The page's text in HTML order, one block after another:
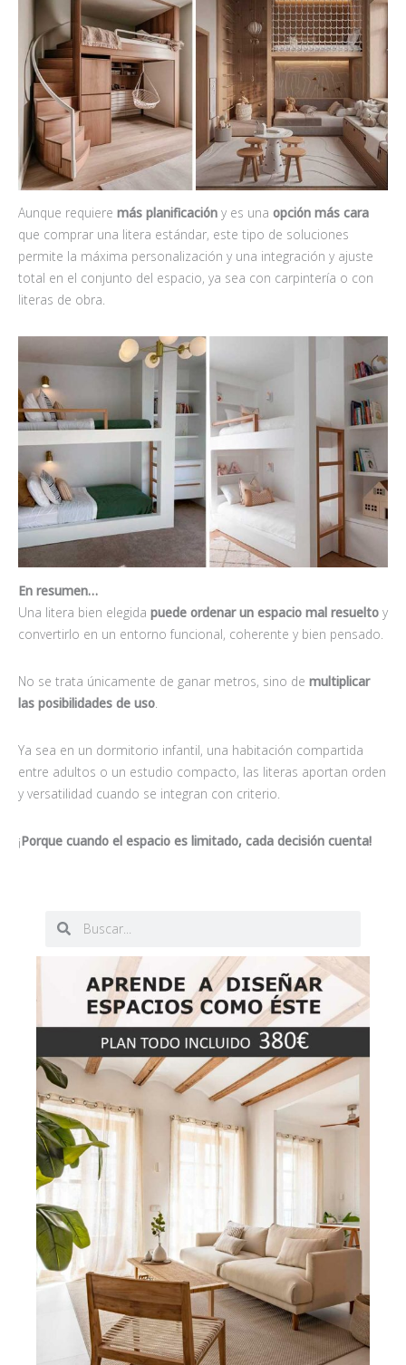
Aunque requiere más planificación y es una opción más cara
que comprar una litera estándar, este tipo de soluciones
permite la máxima personalización y una integración y ajuste
total en el conjunto del espacio, ya sea con carpintería o con
literas de obra.
En resumen…
Una litera bien elegida puede ordenar un espacio mal resuelto y
convertirlo en un entorno funcional, coherente y bien pensado.
No se trata únicamente de ganar metros, sino de multiplicar
las posibilidades de uso.
Ya sea en un dormitorio infantil, una habitación compartida
entre adultos o un estudio compacto, las literas aportan orden
y versatilidad cuando se integran con criterio.
¡Porque cuando el espacio es limitado, cada decisión cuenta!
u
a